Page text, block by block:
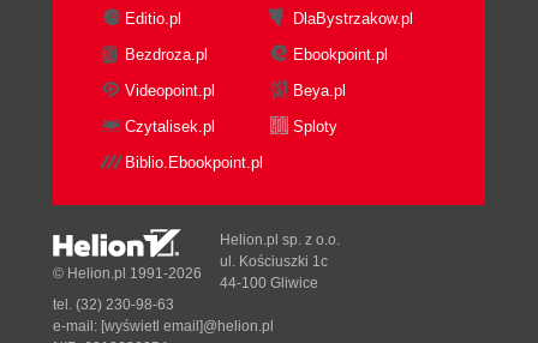
Editio.pl
DlaBystrzakow.pl
Bezdroza.pl
Ebookpoint.pl
Videopoint.pl
Beya.pl
Czytalisek.pl
Sploty
Biblio.Ebookpoint.pl
© Helion.pl 1991-2026
Helion.pl sp. z o.o.
ul. Kościuszki 1c
44-100 Gliwice
tel. (32) 230-98-63
e-mail: [wyświetl email]@helion.pl